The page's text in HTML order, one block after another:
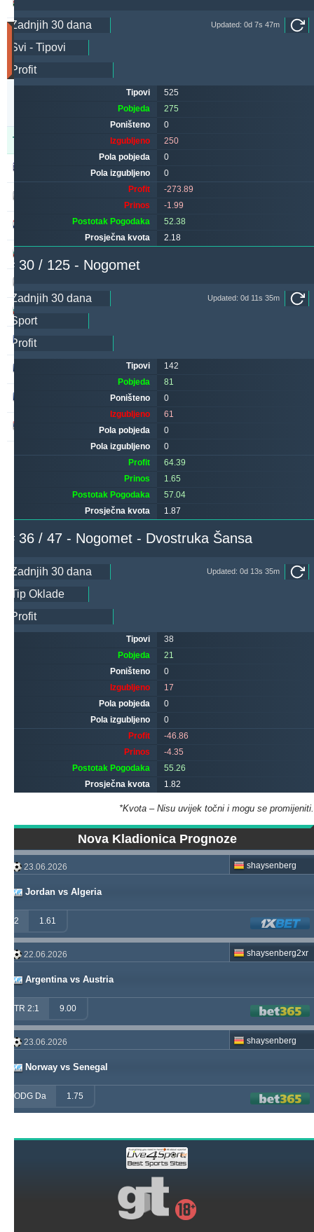
Updated: 0d 7s 47m
Tipovi
Pobjeda
Poništeno
Izgubljeno
Pola pobjeda
Pola izgubljeno
525
275
0
250
0
0
Profit
Prinos
Postotak Pogodaka
Prosječna kvota
-273.89
-1.99
52.38
2.18
# 30 / 125 - Nogomet
Updated: 0d 11s 35m
Tipovi
Pobjeda
Poništeno
Izgubljeno
Pola pobjeda
Pola izgubljeno
142
81
0
61
0
0
Profit
Prinos
Postotak Pogodaka
Prosječna kvota
64.39
1.65
57.04
1.87
# 36 / 47 - Nogomet - Dvostruka Šansa
Updated: 0d 13s 35m
Tipovi
Pobjeda
Poništeno
Izgubljeno
Pola pobjeda
Pola izgubljeno
38
21
0
17
0
0
Profit
Prinos
Postotak Pogodaka
Prosječna kvota
-46.86
-4.35
55.26
1.82
*Kvota – Nisu uvijek točni i mogu se promijeniti.
Nova Kladionica Prognoze
23.06.2026
Jordan vs Algeria
shaysenberg
2 1.61
22.06.2026
Argentina vs Austria
shaysenberg2xr
TR 2:1 9.00
23.06.2026
Norway vs Senegal
shaysenberg
ODG Da 1.75
Utakmice
(Zadnjih
dana)
Tipster Pobjeda Poništeno
593 52
314 0 360
263
valderamma2xr
36
1
225 5